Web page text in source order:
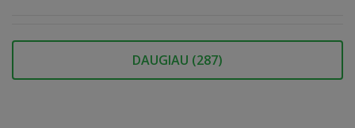
DAUGIAU (287)